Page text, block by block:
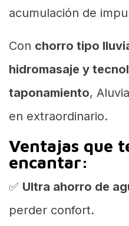
acumulación de
Con chorro tipo
hidromasaje y
taponamiento,
en extraordinario.
Ventajas que
encantar:
✅ Ultra ahorro de
perder confort.